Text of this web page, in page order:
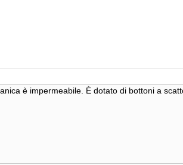
è impermeabile. È dotato di bottoni a